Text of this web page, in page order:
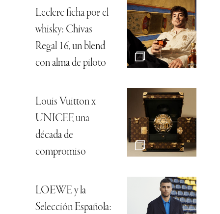
Leclerc ficha por el
whisky: Chivas
Regal 16, un blend
con alma de piloto
Louis Vuitton x
UNICEF, una
década de
compromiso
LOEWE y la
Selección Española: